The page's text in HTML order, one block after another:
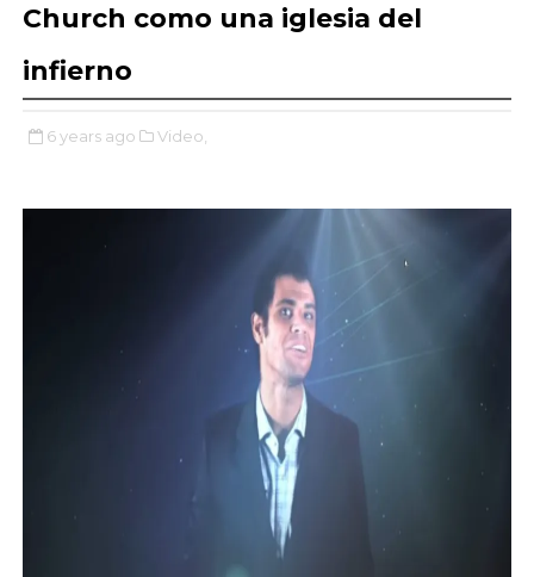
Church como una iglesia del
infierno
6 years ago Video,